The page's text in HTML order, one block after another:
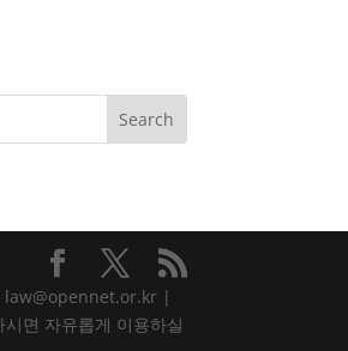
law@opennet.or.kr |
면 자유롭게 이용하실